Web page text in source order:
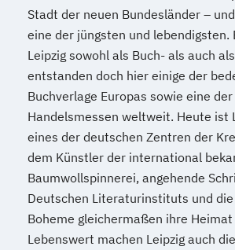
Stadt der neuen Bundesländer –
eine der jüngsten und lebendigsten.
Leipzig sowohl als Buch- als auch
entstanden doch hier einige der
Buchverlage Europas sowie eine
Handelsmessen weltweit. Heute ist
eines der deutschen Zentren der
dem Künstler der international
Baumwollspinnerei, angehende
Deutschen Literaturinstituts und
Boheme gleichermaßen ihre Heimat
Lebenswert machen Leipzig auch